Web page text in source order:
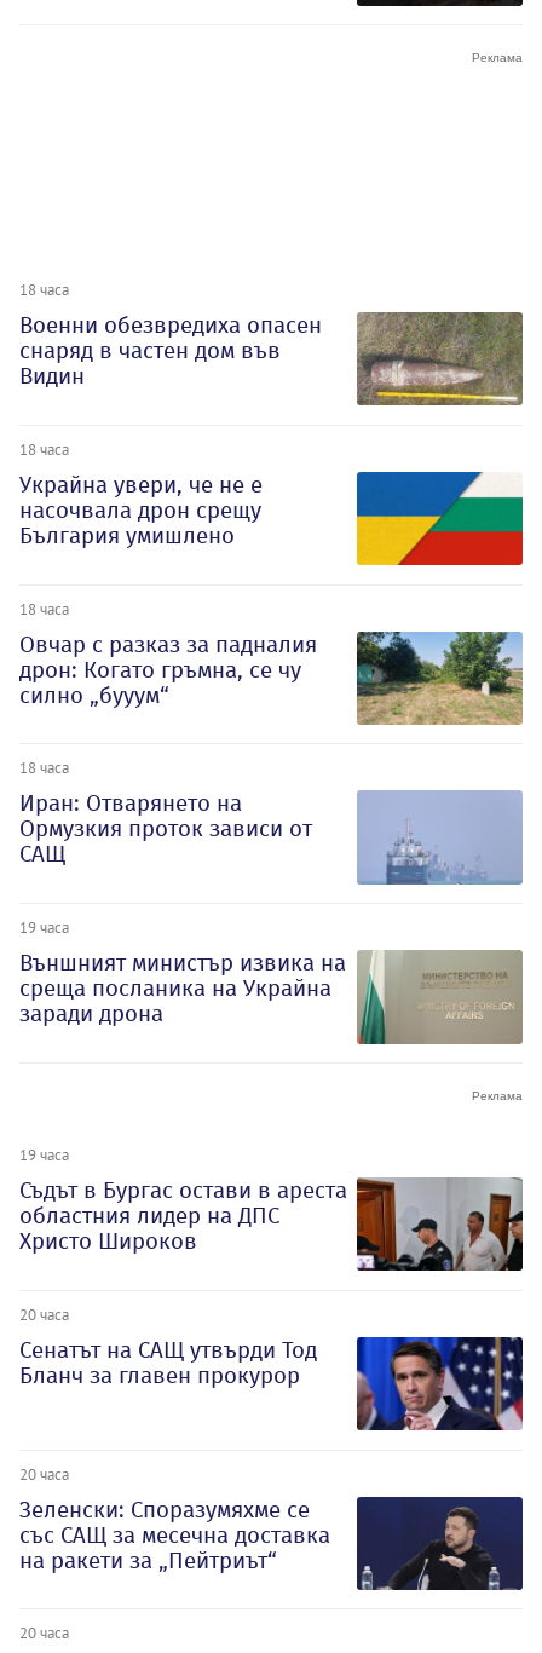
18 часа
Военни обезвредиха опасен
снаряд в частен дом във
Видин
18 часа
Украйна увери, че не е
насочвала дрон срещу
България умишлено
18 часа
Овчар с разказ за падналия
дрон: Когато гръмна, се чу
силно „бууум“
18 часа
Иран: Отварянето на
Ормузкия проток зависи от
САЩ
19 часа
Външният министър извика на
среща посланика на Украйна
заради дрона
19 часа
Съдът в Бургас остави в ареста
областния лидер на ДПС
Христо Широков
20 часа
Сенатът на САЩ утвърди Тод
Бланч за главен прокурор
20 часа
Зеленски: Споразумяхме се
със САЩ за месечна доставка
на ракети за „Пейтриът“
20 часа